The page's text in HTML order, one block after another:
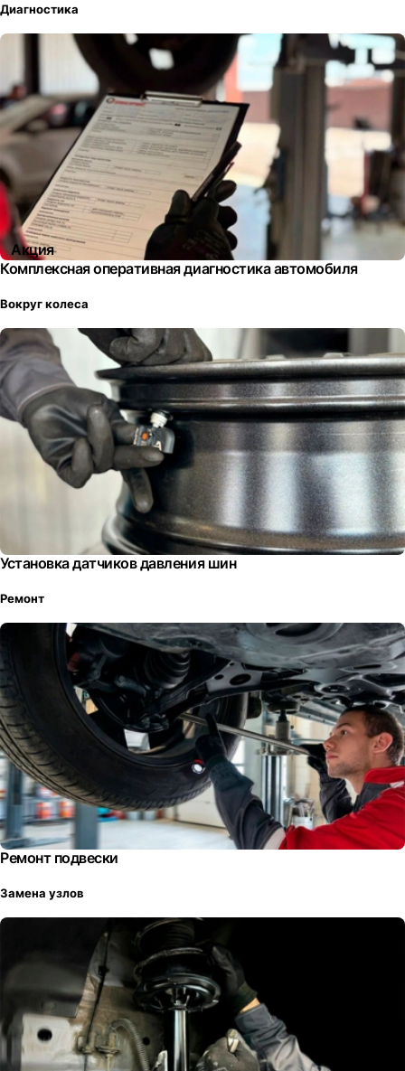
Диагностика
Акция
Комплексная оперативная диагностика автомобиля
Вокруг колеса
Установка датчиков давления шин
Ремонт
Ремонт подвески
Замена узлов